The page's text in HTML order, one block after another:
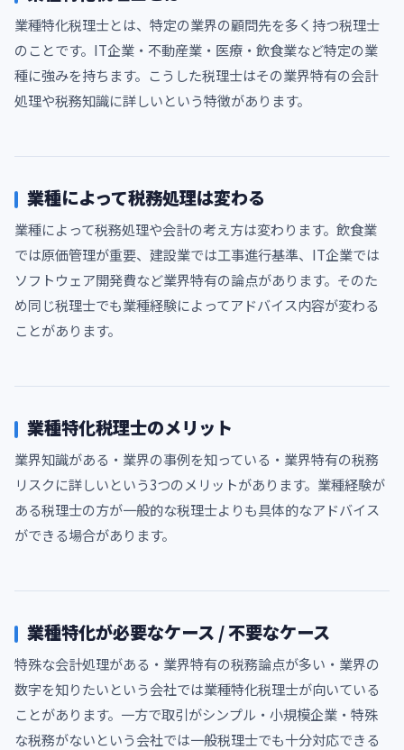
業種特化税理士とは、特定の業界の顧問先を多く持つ税理士
のことです。IT企業・不動産業・医療・飲食業など特定の業
種に強みを持ちます。こうした税理士はその業界特有の会計
処理や税務知識に詳しいという特徴があります。
業種によって税務処理は変わる
業種によって税務処理や会計の考え方は変わります。飲食業
では原価管理が重要、建設業では工事進行基準、IT企業では
ソフトウェア開発費など業界特有の論点があります。そのた
め同じ税理士でも業種経験によってアドバイス内容が変わる
ことがあります。
業種特化税理士のメリット
業界知識がある・業界の事例を知っている・業界特有の税務
リスクに詳しいという3つのメリットがあります。業種経験が
ある税理士の方が一般的な税理士よりも具体的なアドバイス
ができる場合があります。
業種特化が必要なケース / 不要なケース
特殊な会計処理がある・業界特有の税務論点が多い・業界の
数字を知りたいという会社では業種特化税理士が向いている
ことがあります。一方で取引がシンプル・小規模企業・特殊
な税務がないという会社では一般税理士でも十分対応できる